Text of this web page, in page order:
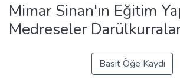
Mimar Sinan'ın Eğitim
Medreseler
Basit Öğe Kaydı